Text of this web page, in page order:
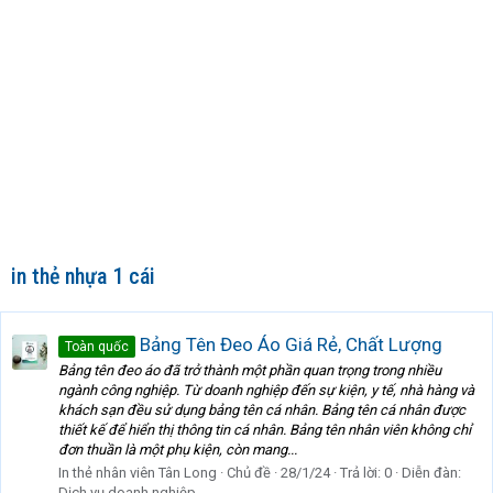
in thẻ nhựa 1 cái
Toàn quốc Bảng Tên Đeo Áo Giá Rẻ, Chất Lượng
Bảng tên đeo áo đã trở thành một phần quan trọng trong nhiều
ngành công nghiệp. Từ doanh nghiệp đến sự kiện, y tế, nhà hàng và
khách sạn đều sử dụng bảng tên cá nhân. Bảng tên cá nhân được
thiết kế để hiển thị thông tin cá nhân. Bảng tên nhân viên không chỉ
đơn thuần là một phụ kiện, còn mang...
In thẻ nhân viên Tân Long
Chủ đề 28/1/24 Trả lời: 0 Diễn đàn: